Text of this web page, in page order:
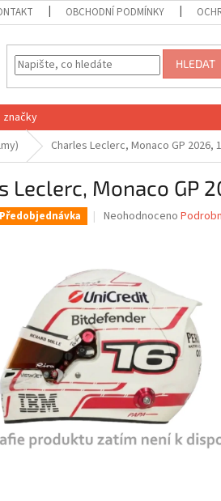
OBCHODNÍ PODMÍNKY
HLEDAT
značky
Charles Leclerc, Monaco GP 2026,
Leclerc, Monaco GP
Předobjednávka
Průměrné
0,0
z
5
hvězdiček.
Neohodnoceno